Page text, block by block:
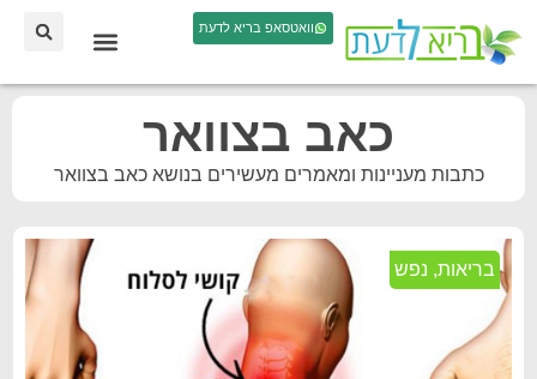
וואטסאפ בריא לדעת
כאב בצוואר
כתבות מעניינות ומאמרים מעשירים בנושא כאב בצוואר
בריאות, נפש